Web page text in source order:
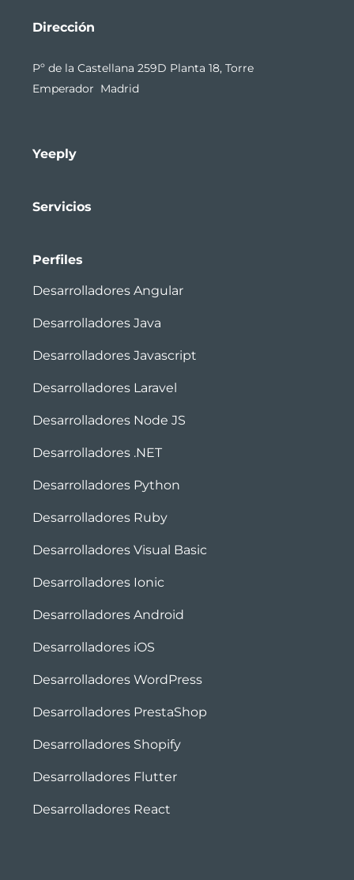
Dirección
Pº de la Castellana 259D Planta 18, Torre
Emperador Madrid
Yeeply
Servicios
Perfiles
Desarrolladores Angular
Desarrolladores Java
Desarrolladores Javascript
Desarrolladores Laravel
Desarrolladores Node JS
Desarrolladores .NET
Desarrolladores Python
Desarrolladores Ruby
Desarrolladores Visual Basic
Desarrolladores Ionic
Desarrolladores Android
Desarrolladores iOS
Desarrolladores WordPress
Desarrolladores PrestaShop
Desarrolladores Shopify
Desarrolladores Flutter
Desarrolladores React